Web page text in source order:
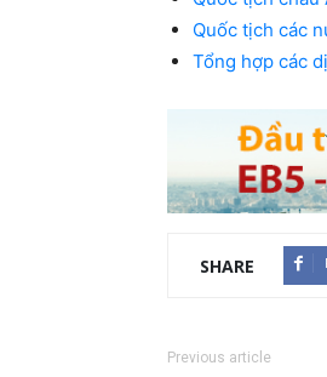
Quốc tịch các
Tổng hợp các
SHARE
Previous article